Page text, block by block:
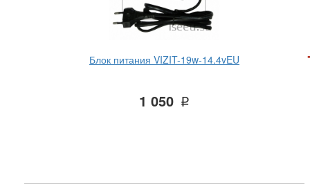
Блок питания VIZIT-19w-14.4vEU
1 050 q